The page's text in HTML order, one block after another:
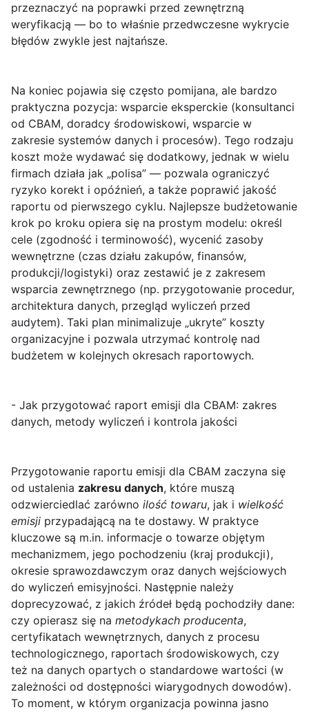
przeznaczyć na poprawki przed zewnętrzną
weryfikacją — bo to właśnie przedwczesne wykrycie
błędów zwykle jest najtańsze.
Na koniec pojawia się często pomijana, ale bardzo
praktyczna pozycja: wsparcie eksperckie (konsultanci
od CBAM, doradcy środowiskowi, wsparcie w
zakresie systemów danych i procesów). Tego rodzaju
koszt może wydawać się dodatkowy, jednak w wielu
firmach działa jak „polisa” — pozwala ograniczyć
ryzyko korekt i opóźnień, a także poprawić jakość
raportu od pierwszego cyklu. Najlepsze budżetowanie
krok po kroku opiera się na prostym modelu: określ
cele (zgodność i terminowość), wycenić zasoby
wewnętrzne (czas działu zakupów, finansów,
produkcji/logistyki) oraz zestawić je z zakresem
wsparcia zewnętrznego (np. przygotowanie procedur,
architektura danych, przegląd wyliczeń przed
audytem). Taki plan minimalizuje „ukryte” koszty
organizacyjne i pozwala utrzymać kontrolę nad
budżetem w kolejnych okresach raportowych.
- Jak przygotować raport emisji dla CBAM: zakres
danych, metody wyliczeń i kontrola jakości
Przygotowanie raportu emisji dla CBAM zaczyna się
od ustalenia zakresu danych, które muszą
odzwierciedlać zarówno ilość towaru, jak i wielkość
emisji przypadającą na te dostawy. W praktyce
kluczowe są m.in. informacje o towarze objętym
mechanizmem, jego pochodzeniu (kraj produkcji),
okresie sprawozdawczym oraz danych wejściowych
do wyliczeń emisyjności. Następnie należy
doprecyzować, z jakich źródeł będą pochodziły dane:
czy opierasz się na metodykach producenta,
certyfikatach wewnętrznych, danych z procesu
technologicznego, raportach środowiskowych, czy
też na danych opartych o standardowe wartości (w
zależności od dostępności wiarygodnych dowodów).
To moment, w którym organizacja powinna jasno